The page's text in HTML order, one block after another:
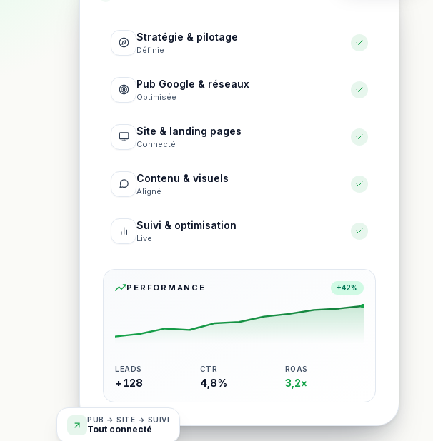
Stratégie & pilotage
Définie
Pub Google & réseaux
Optimisée
Site & landing pages
Connecté
Contenu & visuels
Aligné
Suivi & optimisation
Live
PERFORMANCE +42%
LEADS
+128
CTR
4,8%
ROAS
3,2×
PUB → SITE → SUIVI
Tout connecté